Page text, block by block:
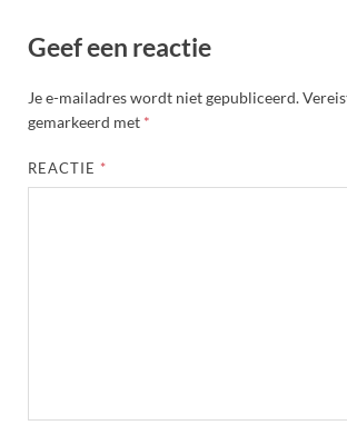
Geef een reactie
Je e-mailadres wordt niet gepubliceerd.
gemarkeerd met *
REACTIE *